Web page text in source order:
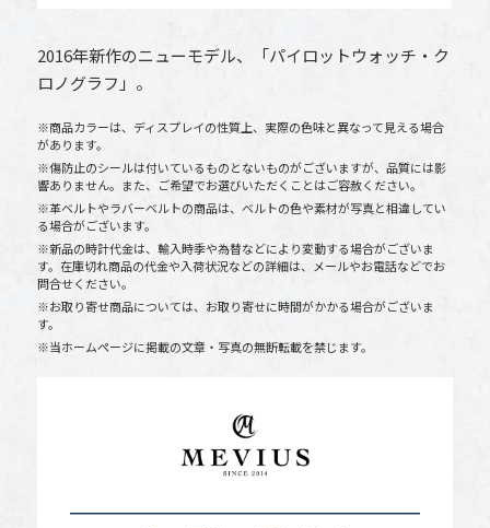
2016年新作のニューモデル、「パイロットウォッチ・ク
ロノグラフ」。
※商品カラーは、ディスプレイの性質上、実際の色味と異なって見える場合
があります。
※傷防止のシールは付いているものとないものがございますが、品質には影
響ありません。また、ご希望でお選びいただくことはご容赦ください。
※革ベルトやラバーベルトの商品は、ベルトの色や素材が写真と相違してい
る場合がございます。
※新品の時計代金は、輸入時季や為替などにより変動する場合がございま
す。在庫切れ商品の代金や入荷状況などの詳細は、メールやお電話などでお
問合せください。
※お取り寄せ商品については、お取り寄せに時間がかかる場合がございま
す。
※当ホームページに掲載の文章・写真の無断転載を禁じます。